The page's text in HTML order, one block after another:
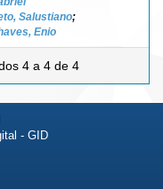
Salustiano;
Enio
4 a 4 de 4
- GID